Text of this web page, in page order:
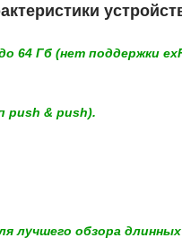
64 Гб (нет поддержки
push & push).
лучшего обзора